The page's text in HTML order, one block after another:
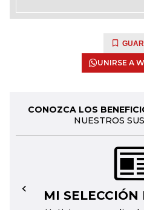
UNIRSE A
CONOZCA LOS
NUESTROS
MI
←